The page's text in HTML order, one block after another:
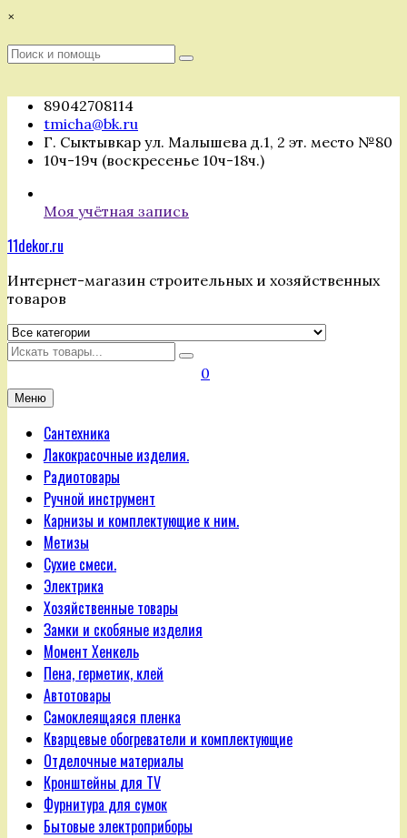
Перейти
содержимому
×
Поиск
Поиск
89042708114
tmicha@bk.ru
Г. Сыктывкар ул. Малышева д.1, 2 эт. место №80
10ч-19ч (воскресенье 10ч-18ч.)
Моя учётная запись
11dekor.ru
Интернет-магазин строительных и хозяйственных
товаров
Искать
0
Меню
Сантехника
Лакокрасочные изделия.
Радиотовары
Ручной инструмент
Карнизы и комплектующие к ним.
Метизы
Сухие смеси.
Электрика
Хозяйственные товары
Замки и скобяные изделия
Момент Хенкель
Пена, герметик, клей
Автотовары
Самоклеящаяся пленка
Кварцевые обогреватели и комплектующие
Отделочные материалы
Кронштейны для TV
Фурнитура для сумок
Бытовые электроприборы